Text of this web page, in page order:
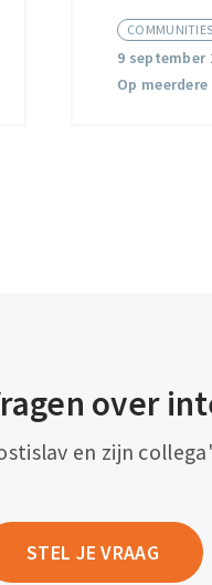
9 september
Op
over
en zijn
STEL JE VRAAG